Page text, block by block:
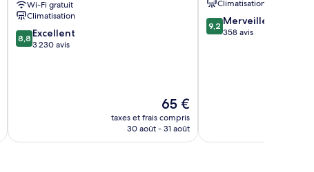
affaires
de
Melbourne
Wi-Fi gratuit
Climatisation
8.8
sur
8,8 Excellent
3 230 avis
Le
nouveau
prix
65 €
taxes et frais compris
30 août - 31 août
Climatisation
9.2
sur
9,2 Merveilleux
358 avis